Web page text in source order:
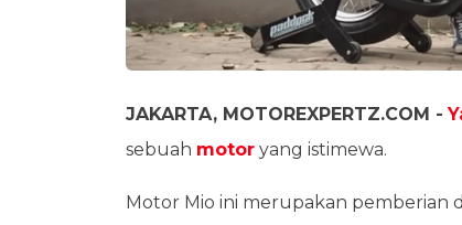
JAKARTA, MOTOREXPERTZ.COM -
sebuah motor yang istimewa.
Motor Mio ini merupakan pemberian